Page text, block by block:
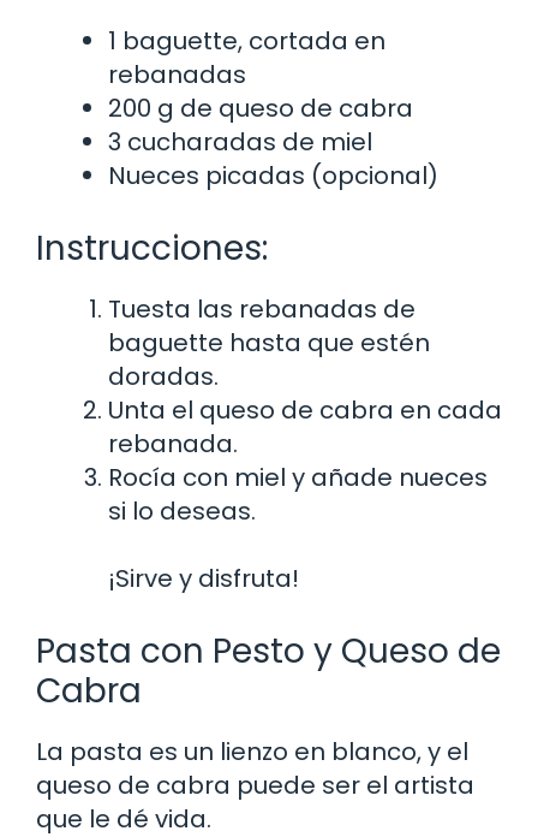
1 baguette, cortada en
rebanadas
200 g de queso de cabra
3 cucharadas de miel
Nueces picadas (opcional)
Instrucciones:
Tuesta las rebanadas de
baguette hasta que estén
doradas.
Unta el queso de cabra en cada
rebanada.
Rocía con miel y añade nueces
si lo deseas.
¡Sirve y disfruta!
Pasta con Pesto y Queso de
Cabra
La pasta es un lienzo en blanco, y el
queso de cabra puede ser el artista
que le dé vida.